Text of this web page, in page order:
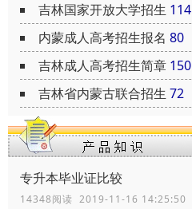
吉林国家开放大学招生 114
内蒙成人高考招生报名 80
吉林成人高考招生简章 150
吉林省内蒙古联合招生 72
专升本毕业证比较
14348阅读 2019-11-16 14:25:50